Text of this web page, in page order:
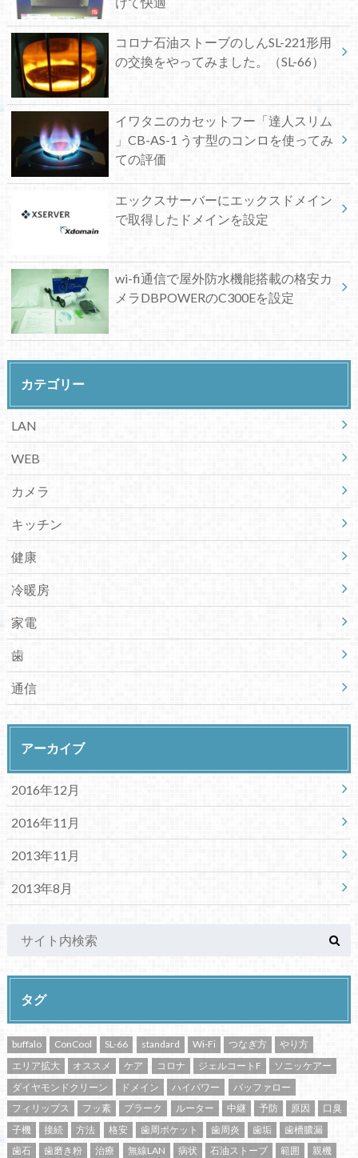
コロナ石油ストーブのしんSL-221形用
の交換をやってみました。（SL-66）
イワタニのカセットフー「達人スリム
」CB-AS-1 うす型のコンロを使ってみ
ての評価
エックスサーバーにエックスドメイン
で取得したドメインを設定
wi-fi通信で屋外防水機能搭載の格安カ
メラDBPOWERのC300Eを設定
カテゴリー
LAN
WEB
カメラ
キッチン
健康
冷暖房
家電
歯
通信
アーカイブ
2016年12月
2016年11月
2013年11月
2013年8月
タグ
buffalo ConCool SL-66 standard Wi-Fi つなぎ方
やり方
エリア拡大
オススメ ケア コロナ ジェルコートF
ソニッケアー
ダイヤモンドクリーン
ドメイン ハイパワー
バッファロー
フィリップス
フッ素 プラーク ルーター 中継 予防 原因
口臭
子機
接続 方法 格安 歯周ポケット 歯周炎 歯垢
歯槽膿漏
歯石
歯磨き粉 治療 無線LAN 病状 石油ストーブ 範囲
親機